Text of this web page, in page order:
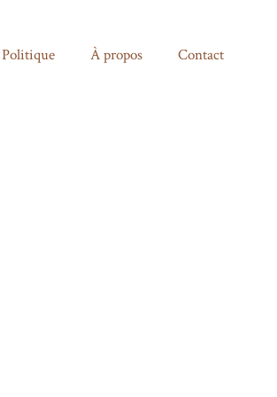
Politique À propos Contact